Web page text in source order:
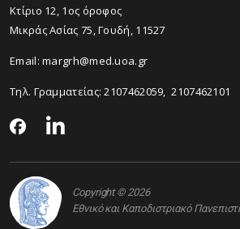
Κτίριο 12, 1ος όροφος
Μικράς Ασίας 75, Γουδή, 11527
Email:margrh@med.uoa.gr
Τηλ. Γραμματείας:2107462059,2107462101
Copyright © 2026
Εθνικό και Καποδιστριακό